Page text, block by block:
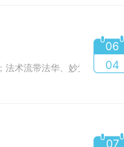
术流带法华、妙觉、痴障、
06
04
07